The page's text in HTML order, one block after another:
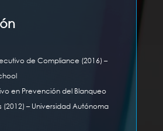
de Compliance (2016) –
en Prevención del Blanqueo
– Universidad Autónoma